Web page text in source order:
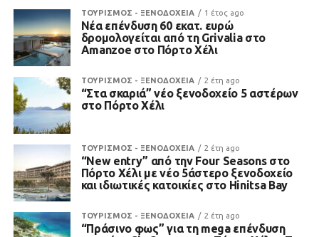
ΤΟΥΡΙΣΜΟΣ - ΞΕΝΟΔΟΧΕΙΑ 1 έτος ago
Νέα επένδυση 60 εκατ. ευρώ
δρομολογείται από τη Grivalia στο
Amanzoe στο Πόρτο Χέλι
ΤΟΥΡΙΣΜΟΣ - ΞΕΝΟΔΟΧΕΙΑ 2 έτη ago
“Στα σκαριά” νέο ξενοδοχείο 5 αστέρων
στο Πόρτο Χέλι
ΤΟΥΡΙΣΜΟΣ - ΞΕΝΟΔΟΧΕΙΑ 2 έτη ago
“New entry” από την Four Seasons στο
Πόρτο Χέλι με νέο 5άστερο ξενοδοχείο
και ιδιωτικές κατοικίες στο Hinitsa Bay
ΤΟΥΡΙΣΜΟΣ - ΞΕΝΟΔΟΧΕΙΑ 2 έτη ago
“Πράσινο φως” για τη mega επένδυση